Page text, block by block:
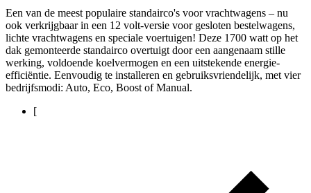
Een van de meest populaire standairco's voor vrachtwagens – nu
ook verkrijgbaar in een 12 volt-versie voor gesloten bestelwagens,
lichte vrachtwagens en speciale voertuigen! Deze 1700 watt op het
dak gemonteerde standairco overtuigt door een aangenaam stille
werking, voldoende koelvermogen en een uitstekende energie-
efficiëntie. Eenvoudig te installeren en gebruiksvriendelijk, met vier
bedrijfsmodi: Auto, Eco, Boost of Manual.
[